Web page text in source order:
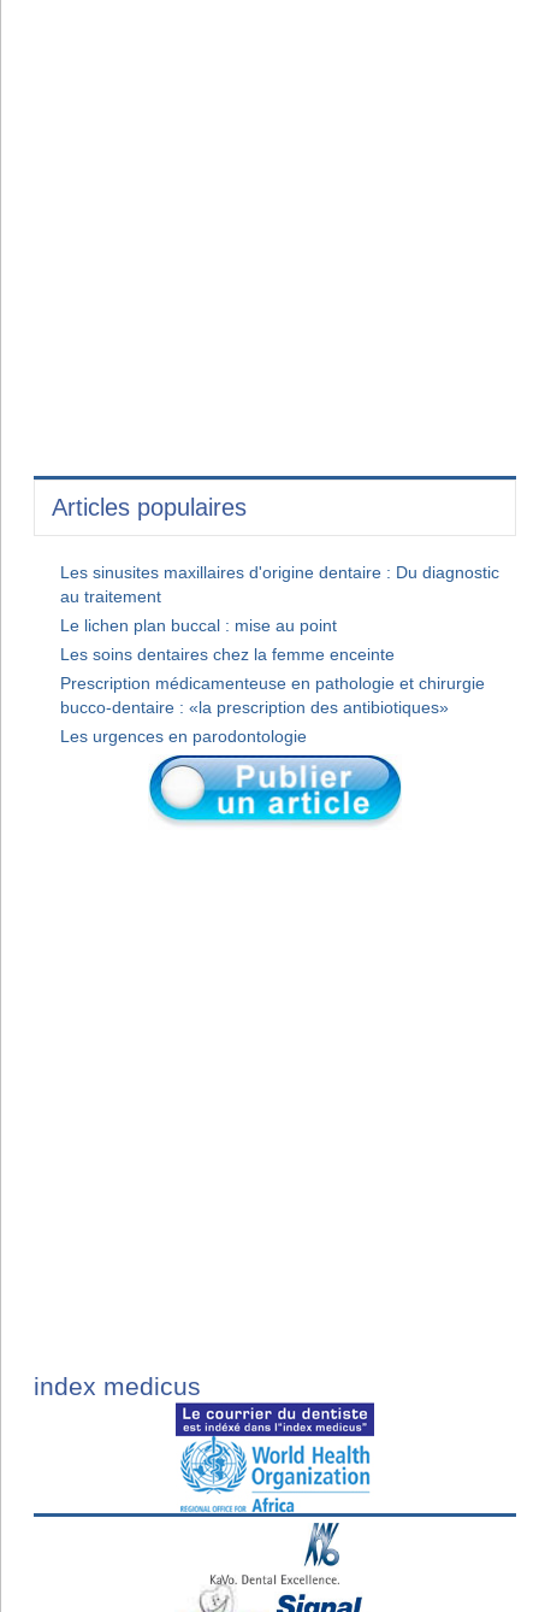
Articles populaires
Les sinusites maxillaires d'origine dentaire : Du diagnostic
au traitement
Le lichen plan buccal : mise au point
Les soins dentaires chez la femme enceinte
Prescription médicamenteuse en pathologie et chirurgie
bucco-dentaire : «la prescription des antibiotiques»
Les urgences en parodontologie
index medicus